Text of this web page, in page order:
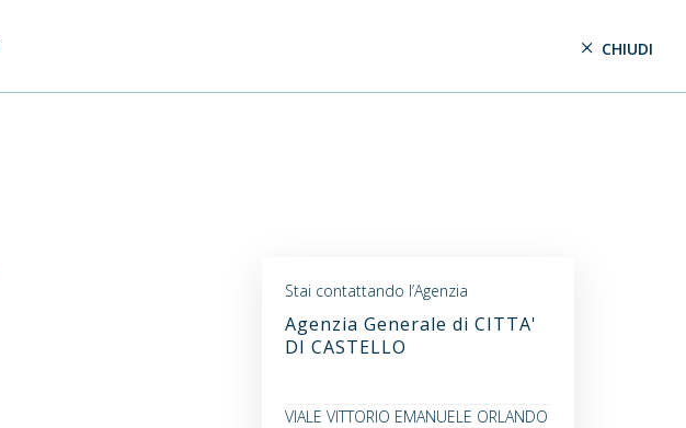
CHIUDI
Stai contattando l’Agenzia
Agenzia Generale di CITTA'
DI CASTELLO
VIALE VITTORIO EMANUELE ORLANDO